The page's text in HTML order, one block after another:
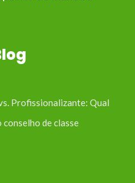
Profissionalizante: Qual
de classe